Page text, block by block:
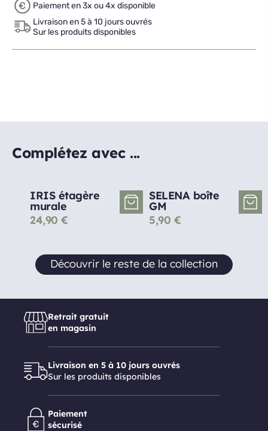
Paiement en 3x ou 4x disponible
Livraison en 5 à 10 jours ouvrés
Sur les produits disponibles
Complétez avec ...
IRIS étagère
murale
24,90 €
SELENA boîte
GM
5,90 €
Découvrir le reste de la collection
Retrait gratuit
en magasin
Livraison en 5 à 10 jours ouvrés
Sur les produits disponibles
Paiement
sécurisé